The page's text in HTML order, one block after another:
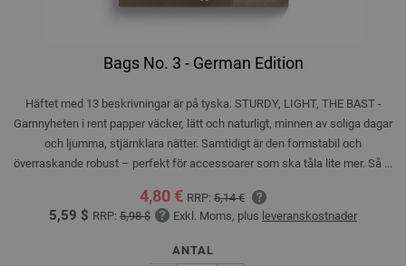
Bags No. 3 - German Edition
Häftet med 13 beskrivningar är på tyska. STURDY, LIGHT, THE BAST -
Garnnyheten i rent papper väcker, lätt och naturligt, minnen av soliga dagar
och ljumma, stjärnklara nätter. Samtidigt är den formstabil och
överraskande robust – perfekt för accessoarer som ska tåla lite mer. Så ...
4,80 € RRP: 5,14 €
5,59 $ RRP: 5,98 $ Exkl. Moms, plus leveranskostnader
ANTAL